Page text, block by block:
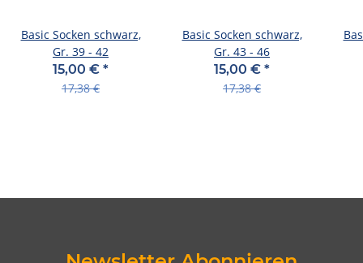
Basic Socken schwarz,
Gr. 39 - 42
15,00 € *
17,38 €
Basic Socken schwarz,
Gr. 43 - 46
15,00 € *
17,38 €